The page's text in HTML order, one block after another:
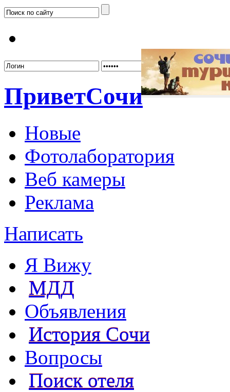
ПриветСочи
Новые
Фотолаборатория
Веб камеры
Реклама
Написать
Я Вижу
МДД
Объявления
История Сочи
Вопросы
Поиск отеля